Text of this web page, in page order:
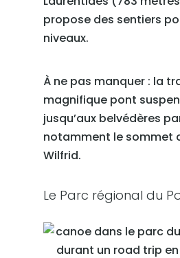
propose des sentiers
niveaux.
À ne pas manquer : la
magnifique pont
jusqu’aux belvédères
notamment le sommet
Wilfrid.
Le Parc régional du